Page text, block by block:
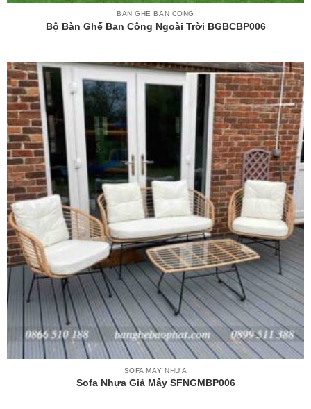
BÀN GHẾ BAN CÔNG
Bộ Bàn Ghế Ban Công Ngoài Trời BGBCBP006
SOFA MÂY NHỰA
Sofa Nhựa Giả Mây SFNGMBP006